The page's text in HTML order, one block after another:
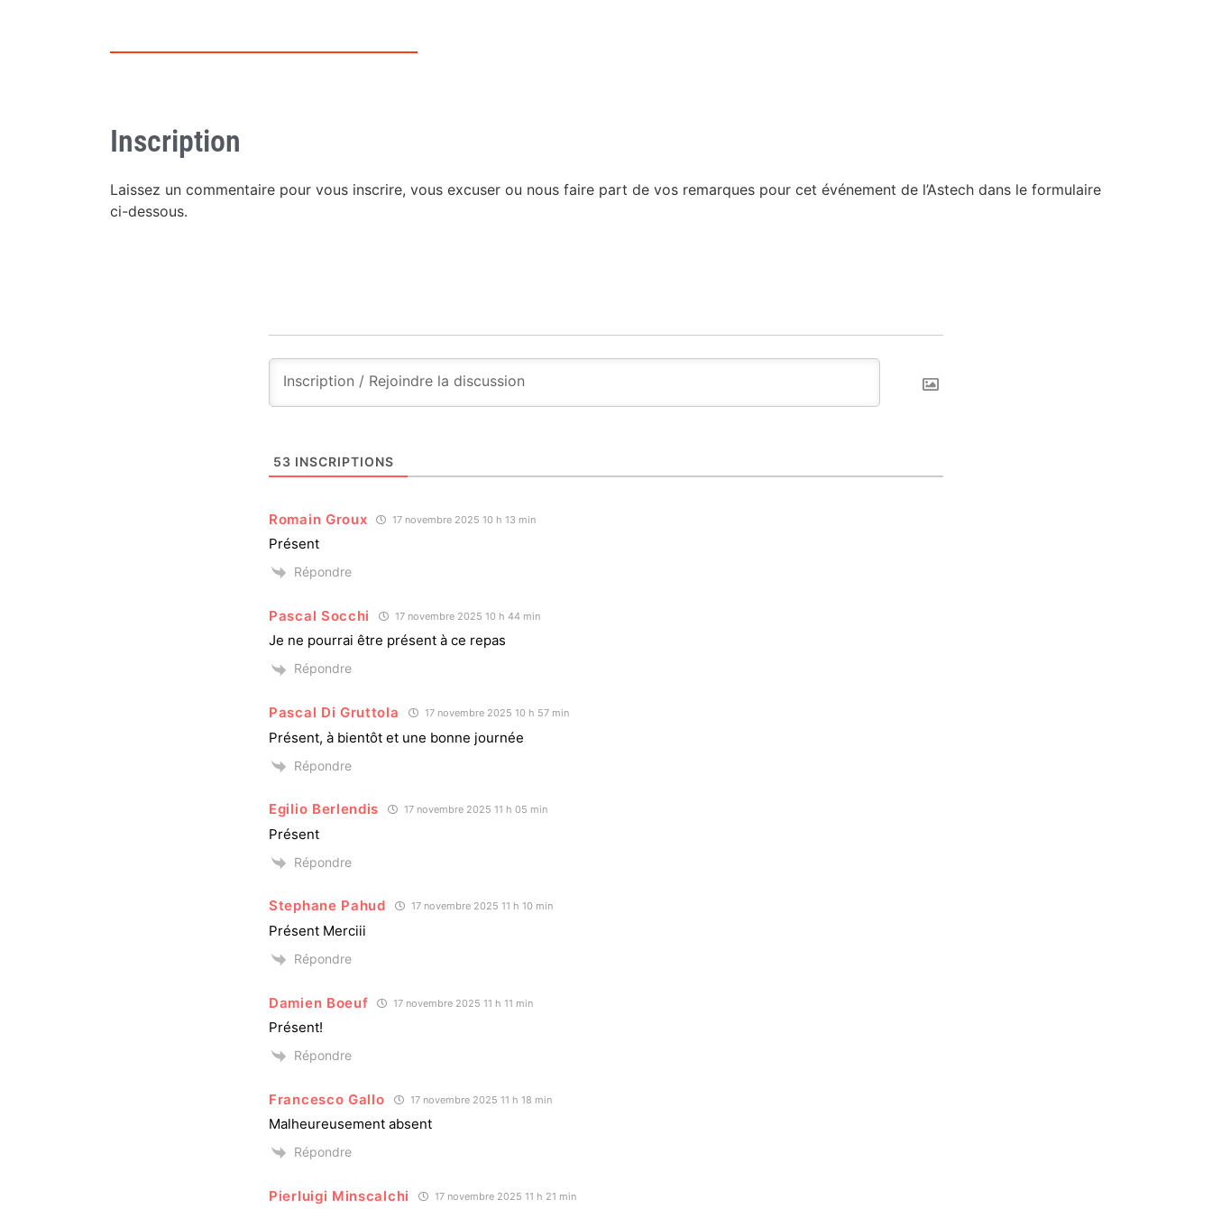
Inscription
Laissez un commentaire pour vous inscrire, vous excuser ou nous faire part de vos remarques pour cet événement de l’Astech dans le formulaire
ci-dessous.
53 INSCRIPTIONS
Romain Groux 17 novembre 2025 10 h 13 min
Présent
Répondre
Pascal Socchi 17 novembre 2025 10 h 44 min
Je ne pourrai être présent à ce repas
Répondre
Pascal Di Gruttola 17 novembre 2025 10 h 57 min
Présent, à bientôt et une bonne journée
Répondre
Egilio Berlendis 17 novembre 2025 11 h 05 min
Présent
Répondre
Stephane Pahud 17 novembre 2025 11 h 10 min
Présent Merciii
Répondre
Damien Boeuf 17 novembre 2025 11 h 11 min
Présent!
Répondre
Francesco Gallo 17 novembre 2025 11 h 18 min
Malheureusement absent
Répondre
Pierluigi Minscalchi 17 novembre 2025 11 h 21 min